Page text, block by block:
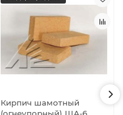
Кирпич шамотный